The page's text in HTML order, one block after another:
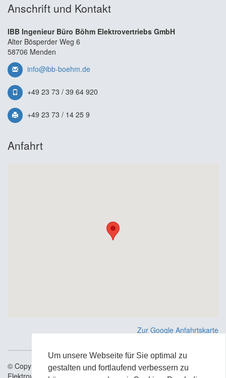
Um unsere Webseite für Sie optimal zu
gestalten und fortlaufend verbessern zu
Anschrift und Kontakt
IBB Ingenieur Büro Böhm Elektrovertriebs GmbH
Alter Bösperder Weg 6
58706 Menden
info@ibb-boehm.de
+49 23 73 / 39 64 920
+49 23 73 / 14 25 9
Anfahrt
Zur Google Anfahrtskarte
© Copyright 2006 - 2026 IBB Ingenieurbüro Böhm
Elektrovertriebs GmbH